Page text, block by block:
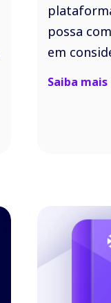
possa
em
Saiba mais